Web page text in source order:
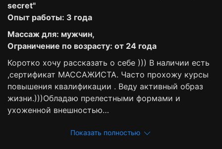
secret"
Опыт работы: 3 года
Массаж для: мужчин,
Ограничение по возрасту: от 24 года
Коротко хочу рассказать о себе ))) В наличии есть
,сертификат МАССАЖИСТА. Часто прохожу курсы
повышения квалификации . Веду активный образ
жизни.)))Обладаю прелестными формами и
ухоженной внешностью…
Показать полностью